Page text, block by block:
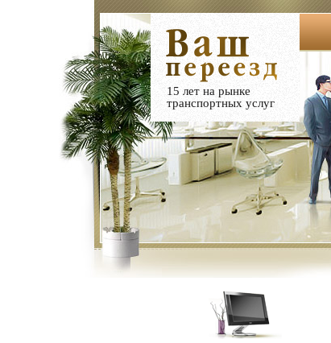
15 лет на рынке
транспортных услуг